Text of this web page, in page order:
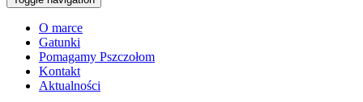
O marce
Gatunki
Pomagamy Pszczołom
Kontakt
Aktualności